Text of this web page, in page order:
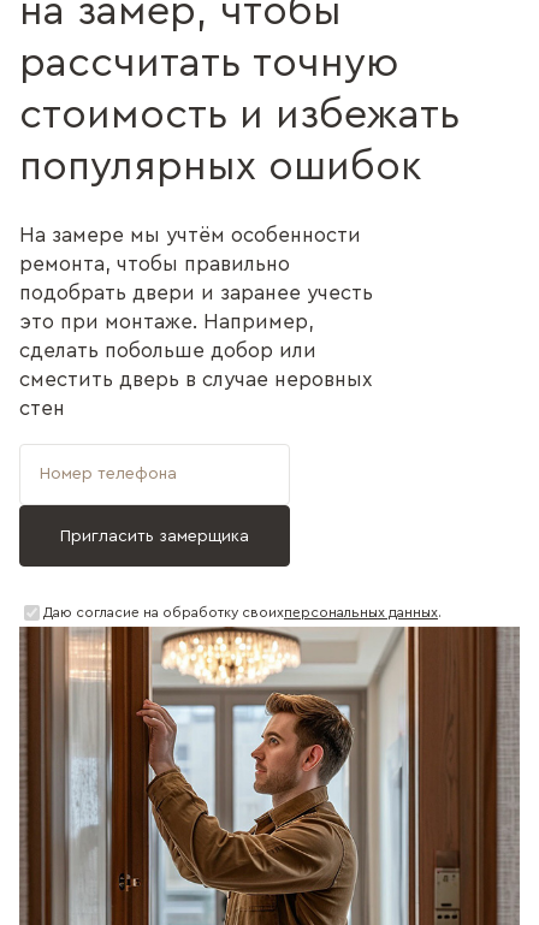
на замер, чтобы
рассчитать точную
стоимость и избежать
популярных ошибок
На замере мы учтём особенности
ремонта, чтобы правильно
подобрать двери и заранее учесть
это при монтаже. Например,
сделать побольше добор или
сместить дверь в случае неровных
стен
Даю согласие на обработку своихперсональных данных.